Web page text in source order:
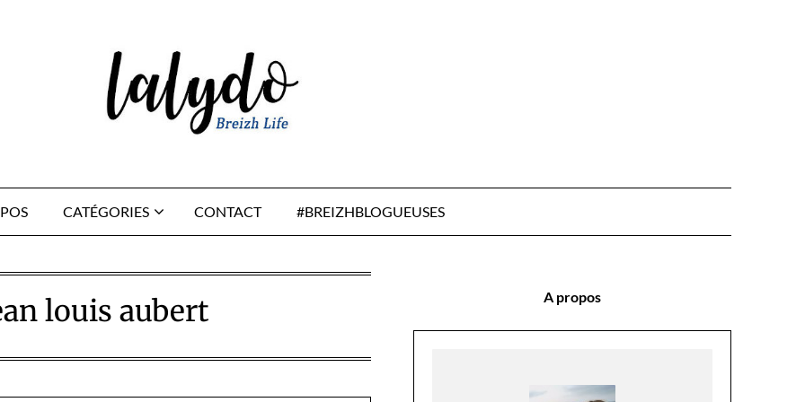
CATÉGORIES CONTACT #BREIZHBLOGUEUSES
louis aubert A propos